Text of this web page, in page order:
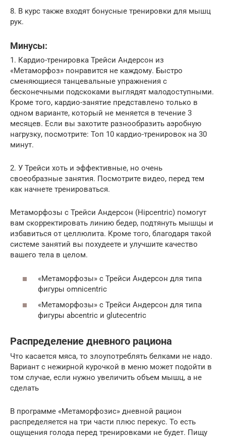
8. В курс также входят бонусные тренировки для мышц
рук.
Минусы:
1. Кардио-тренировка Трейси Андерсон из
«Метаморфоз» понравится не каждому. Быстро
сменяющиеся танцевальные упражнения с
бесконечными подскоками выглядят малодоступными.
Кроме того, кардио-занятие представлено только в
одном варианте, который не меняется в течение 3
месяцев. Если вы захотите разнообразить аэробную
нагрузку, посмотрите: Топ 10 кардио-тренировок на 30
минут.
2. У Трейси хоть и эффективные, но очень
своеобразные занятия. Посмотрите видео, перед тем
как начнете тренироваться.
Метаморфозы с Трейси Андерсон (Hipcentric) помогут
вам скорректировать линию бедер, подтянуть мышцы и
избавиться от целлюлита. Кроме того, благодаря такой
системе занятий вы похудеете и улучшите качество
вашего тела в целом.
«Метаморфозы» с Трейси Андерсон для типа
фигуры omnicentric
«Метаморфозы» с Трейси Андерсон для типа
фигуры abcentric и glutecentric
Распределение дневного рациона
Что касается мяса, то злоупотреблять белками не надо.
Вариант с нежирной курочкой в меню может подойти в
том случае, если нужно увеличить объем мышц, а не
сделать
В программе «Метаморфозис» дневной рацион
распределяется на три части плюс перекус. То есть
ощущения голода перед тренировками не будет. Пищу